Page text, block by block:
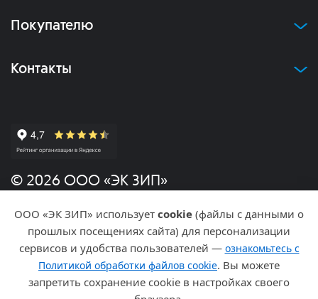
Покупателю
Контакты
© 2026 ООО «ЭК ЗИП»
Политика конфиденциальности
Разработка и продвижение
ООО «ЭК ЗИП» использует cookie (файлы с данными о
прошлых посещениях сайта) для персонализации
сервисов и удобства пользователей — ознакомьтесь с
Политикой обработки файлов cookie. Вы можете
запретить сохранение cookie в настройках своего